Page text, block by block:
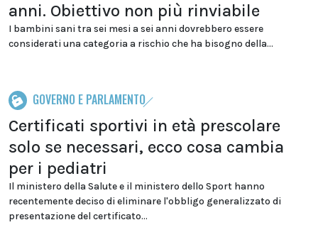
anni. Obiettivo non più rinviabile
I bambini sani tra sei mesi a sei anni dovrebbero essere
considerati una categoria a rischio che ha bisogno della...
GOVERNO E PARLAMENTO
Certificati sportivi in età prescolare
solo se necessari, ecco cosa cambia
per i pediatri
Il ministero della Salute e il ministero dello Sport hanno
recentemente deciso di eliminare l'obbligo generalizzato di
presentazione del certificato...